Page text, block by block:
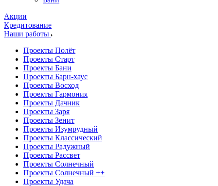
Акции
Кредитование
Наши работы
Проекты Полёт
Проекты Старт
Проекты Бани
Проекты Барн-хаус
Проекты Восход
Проекты Гармония
Проекты Дачник
Проекты Заря
Проекты Зенит
Проекты Изумрудный
Проекты Классический
Проекты Радужный
Проекты Рассвет
Проекты Солнечный
Проекты Солнечный ++
Проекты Удача